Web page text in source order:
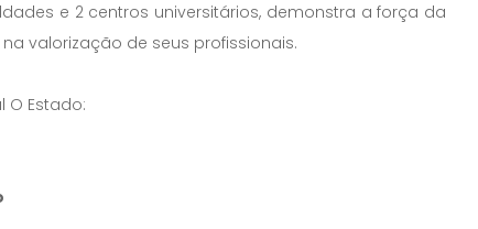
e 2 centros universitários, demonstra a força da
valorização de seus profissionais.
Estado: